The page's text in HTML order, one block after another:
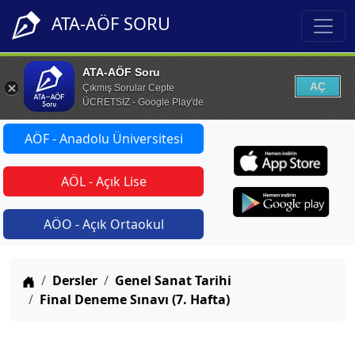
ATA-AÖF SORU
ATA-AÖF Soru
Çıkmış Sorular Cepte
ÜCRETSİZ - Google Play'de
AÇ
AÖF - Anadolu Üniversitesi
AÖL - Açık Lise
AÖO - Açık Ortaokul
Anasayfa
Dersler
Genel Sanat Tarihi
Final Deneme Sınavı (7. Hafta)